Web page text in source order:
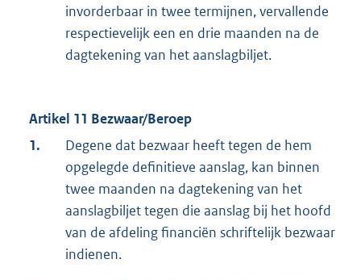
invorderbaar in twee termijnen, vervallende
respectievelijk een en drie maanden na de
dagtekening van het aanslagbiljet.
Artikel 11 Bezwaar/Beroep
1.
Degene dat bezwaar heeft tegen de hem
opgelegde definitieve aanslag, kan binnen
twee maanden na dagtekening van het
aanslagbiljet tegen die aanslag bij het hoofd
van de afdeling financiën schriftelijk bezwaar
indienen.